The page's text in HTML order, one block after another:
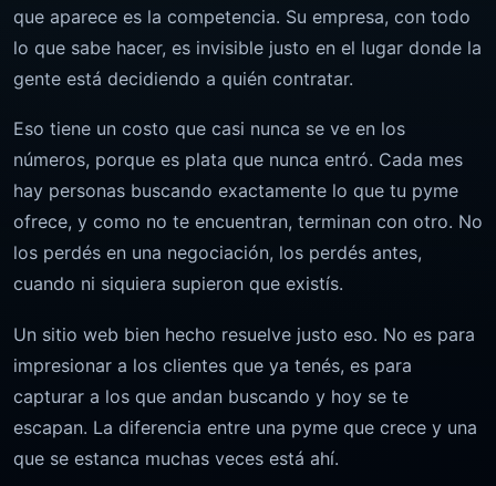
que aparece es la competencia. Su empresa, con todo
lo que sabe hacer, es invisible justo en el lugar donde la
gente está decidiendo a quién contratar.
Eso tiene un costo que casi nunca se ve en los
números, porque es plata que nunca entró. Cada mes
hay personas buscando exactamente lo que tu pyme
ofrece, y como no te encuentran, terminan con otro. No
los perdés en una negociación, los perdés antes,
cuando ni siquiera supieron que existís.
Un sitio web bien hecho resuelve justo eso. No es para
impresionar a los clientes que ya tenés, es para
capturar a los que andan buscando y hoy se te
escapan. La diferencia entre una pyme que crece y una
que se estanca muchas veces está ahí.